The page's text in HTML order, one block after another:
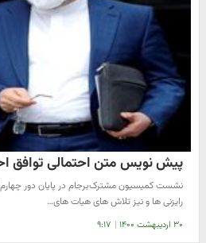
پیش نویس متن احتمالی توافق
نشست کمیسیون مشترک‌برجام در پایان دور چهارم
رایزنی ها و نیز تلاش های هیات های…
۳۰ اردیبهشت ۱۴۰۰ | ۹:۱۷